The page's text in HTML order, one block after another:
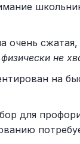
очень сжатая,
не
на
для